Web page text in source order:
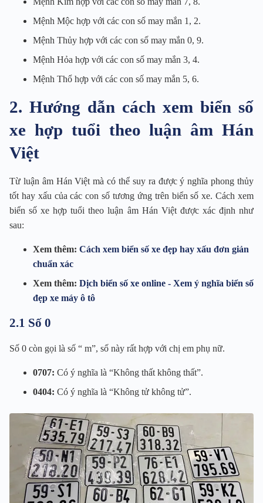
Mệnh Mộc hợp với các con số may mắn 1, 2.
Mệnh Thủy hợp với các con số may mắn 0, 9.
Mệnh Hỏa hợp với các con số may mắn 3, 4.
Mệnh Thổ hợp với các con số may mắn 5, 6.
2. Hướng dẫn cách xem biển số
xe hợp tuổi theo luận âm Hán
Việt
Từ luận âm Hán Việt mà có thể suy ra được ý nghĩa phong thủy
tốt hay xấu của các con số tương ứng trên biển số xe. Cách xem
biển số xe hợp tuổi theo luận âm Hán Việt được xác định như
sau:
Xem thêm: Cách xem biển số xe đẹp hay xấu đơn giản
chuẩn xác
Xem thêm: Dịch biển số xe online - Xem ý nghĩa biển số
đẹp xe máy ô tô
2.1 Số 0
Số 0 còn gọi là số “ m”, số này rất hợp với chị em phụ nữ.
0707: Có ý nghĩa là “Không thất không thất”.
0404: Có ý nghĩa là “Không tử không tử”.